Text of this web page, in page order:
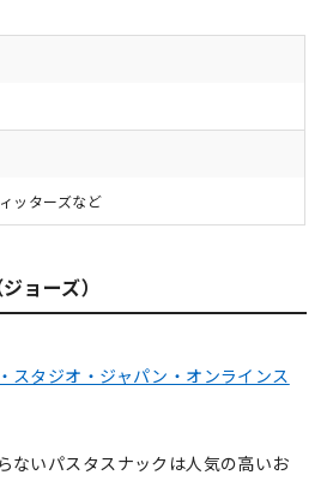
ッターズなど
ョーズ）
スタジオ・ジャパン・オンラインス
ないパスタスナックは人気の高いお